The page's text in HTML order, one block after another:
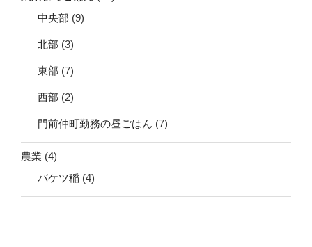
中央部 (9)
北部 (3)
東部 (7)
西部 (2)
門前仲町勤務の昼ごはん (7)
農業 (4)
バケツ稲 (4)